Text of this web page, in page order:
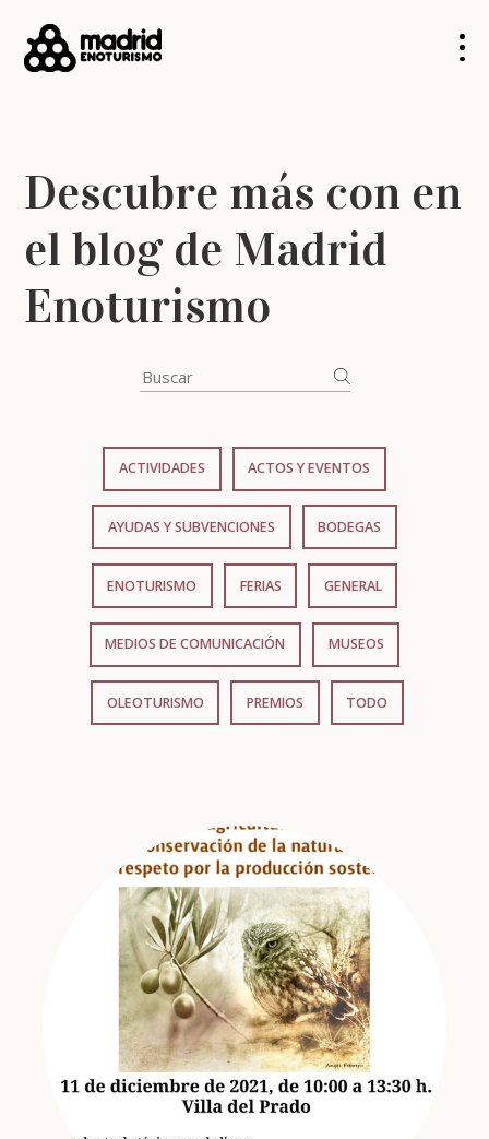
Descubre más con en
el blog de Madrid
Enoturismo
ACTIVIDADES ACTOS Y EVENTOS
AYUDAS Y SUBVENCIONES BODEGAS
ENOTURISMO FERIAS GENERAL
MEDIOS DE COMUNICACIÓN MUSEOS
OLEOTURISMO PREMIOS TODO